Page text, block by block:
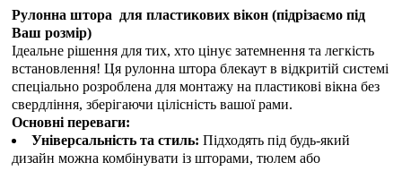
Рулонна штора для пластикових вікон (підрізаємо під
Ваш розмір)
Ідеальне рішення для тих, хто цінує затемнення та легкість
встановлення! Ця рулонна штора блекаут в відкритій системі
спеціально розроблена для монтажу на пластикові вікна без
свердління, зберігаючи цілісність вашої рами.
Основні переваги:
Універсальність та стиль: Підходять під будь-який
дизайн можна комбінувати із шторами, тюлем або